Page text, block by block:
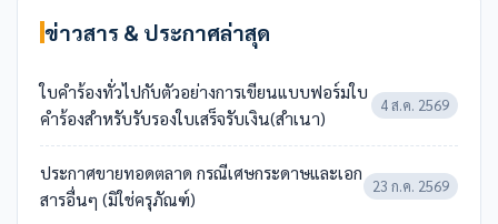
ข่าวสาร & ประกาศล่าสุด
ใบคำร้องทั่วไปกับตัวอย่างการเขียนแบบฟอร์มใบ
คำร้องสำหรับรับรองใบเสร็จรับเงิน(สำเนา)
4 ส.ค. 2569
ประกาศขายทอดตลาด กรณีเศษกระดาษและเอก
สารอื่นๆ (มิใช่ครุภัณฑ์)
23 ก.ค. 2569